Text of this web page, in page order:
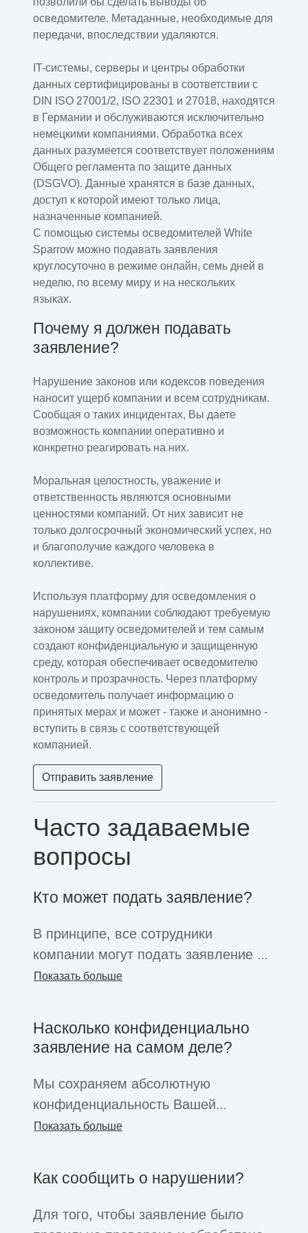
осведомителе. Метаданные, необходимые для
передачи, впоследствии удаляются.
IT-системы, серверы и центры обработки
данных сертифицированы в соответствии с
DIN ISO 27001/2, ISO 22301 и 27018, находятся
в Германии и обслуживаются исключительно
немецкими компаниями. Обработка всех
данных разумеется соответствует положениям
Общего регламента по защите данных
(DSGVO). Данные хранятся в базе данных,
доступ к которой имеют только лица,
назначенные компанией.
С помощью системы осведомителей White
Sparrow можно подавать заявления
круглосуточно в режиме онлайн, семь дней в
неделю, по всему миру и на нескольких
языках.
Почему я должен подавать
заявление?
Нарушение законов или кодексов поведения
наносит ущерб компании и всем сотрудникам.
Сообщая о таких инцидентах, Вы даете
возможность компании оперативно и
конкретно реагировать на них.
Моральная целостность, уважение и
ответственность являются основными
ценностями компаний. От них зависит не
только долгосрочный экономический успех, но
и благополучие каждого человека в
коллективе.
Используя платформу для осведомления о
нарушениях, компании соблюдают требуемую
законом защиту осведомителей и тем самым
создают конфиденциальную и защищенную
среду, которая обеспечивает осведомителю
контроль и прозрачность. Через платформу
осведомитель получает информацию о
принятых мерах и может - также и анонимно -
вступить в связь с соответствующей
компанией.
Отправить заявление
Часто задаваемые
вопросы
Кто может подать заявление?
В принципе, все сотрудники
компании могут подать заявление о
нарушениях, включая стажеров,
систему для этой цели, заявления
смогут подаваться также деловыми
партнерами, поставщиками,
бывшими сотрудниками или
соискателями. Независимо от
конфиденциальность и защита,
Показать больше
Насколько конфиденциально
заявление на самом деле?
Мы сохраняем абсолютную
конфиденциальность Вашей
личности и заявления о нарушении.
людей с целью проведения
расследования. Вы сами решаете,
раскрыть свою личность или
Показать больше
Как сообщить о нарушении?
Для того, чтобы заявление было